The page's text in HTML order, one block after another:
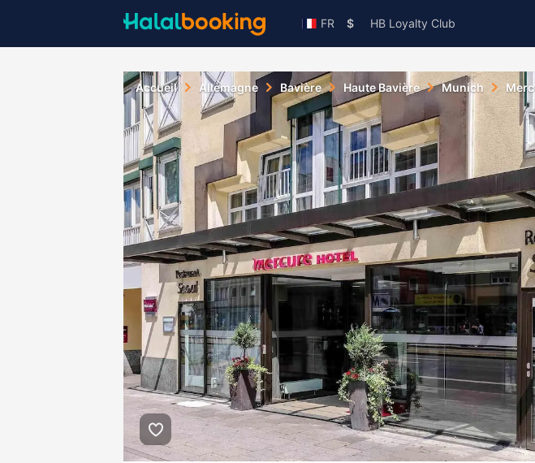
FR $ HB Loyalty Club
Accueil Allemagne Bavière Haute Bavière Munich